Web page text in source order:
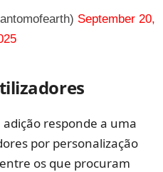
September 20,
responde a uma
por personalização
os que procuram